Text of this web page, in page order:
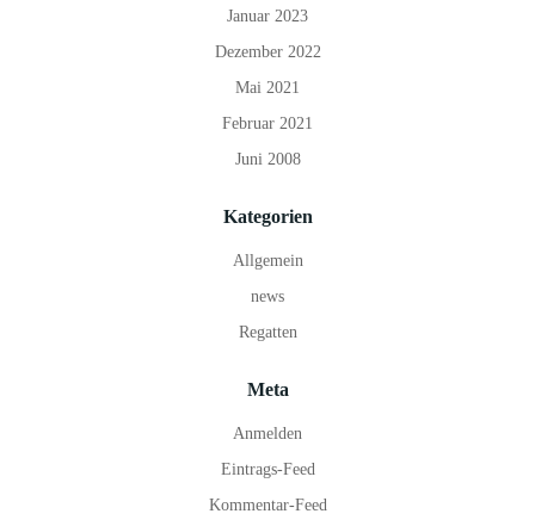
Januar 2023
Dezember 2022
Mai 2021
Februar 2021
Juni 2008
Kategorien
Allgemein
news
Regatten
Meta
Anmelden
Eintrags-Feed
Kommentar-Feed